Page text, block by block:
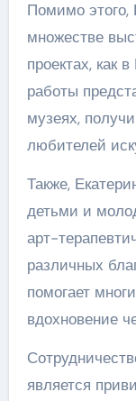
Помимо этого,
множестве
проектах, как
работы
музеях,
любителей
Также,
детьми и
арт-
различных
помогает
вдохновение
является